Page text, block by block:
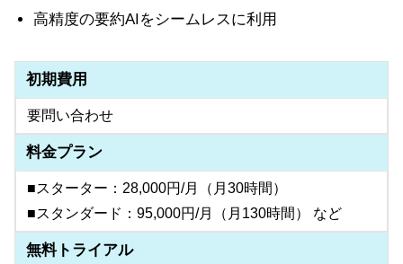
高精度の要約AIをシームレスに利用
初期費用
要問い合わせ
料金プラン
■スターター：28,000円/月（月30時間）
■スタンダード：95,000円/月（月130時間） など
無料トライアル